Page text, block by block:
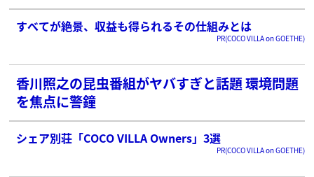
すべてが絶景、収益も得られるその仕組みとは
PR(COCO VILLA on GOETHE)
香川照之の昆虫番組がヤバすぎと話題 環境問題
を焦点に警鐘
シェア別荘「COCO VILLA Owners」3選
PR(COCO VILLA on GOETHE)